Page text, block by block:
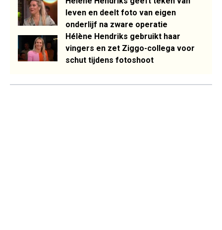
leven en deelt foto van eigen
onderlijf na zware operatie
Hélène Hendriks gebruikt haar
vingers en zet Ziggo-collega voor
schut tijdens fotoshoot